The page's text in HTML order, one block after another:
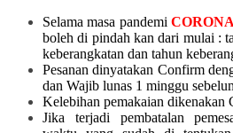
Selama masa pandemi CORONA
boleh di pindah kan dari mulai :
keberangkatan dan tahun
Pesanan dinyatakan Confirm
dan Wajib lunas 1 minggu
Kelebihan pemakaian dikenakan
Jika terjadi pembatalan